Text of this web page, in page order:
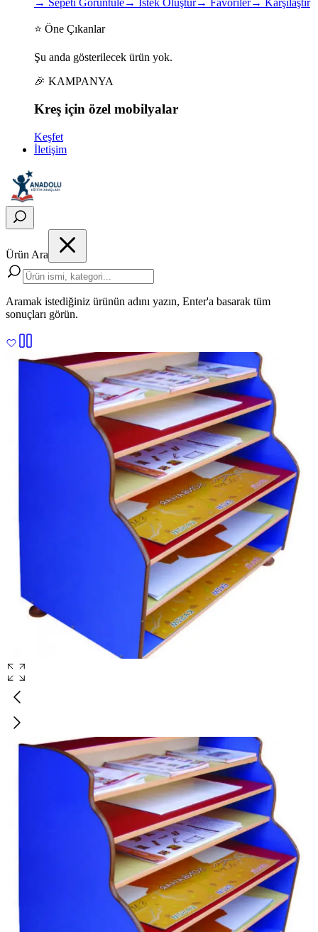
→ Sepeti Görüntüle→ İstek Oluştur→ Favoriler→ Karşılaştır
⭐ Öne Çıkanlar
Şu anda gösterilecek ürün yok.
🎉 KAMPANYA
Kreş için özel mobilyalar
Keşfet
İletişim
Ürün Ara
Aramak istediğiniz ürünün adını yazın, Enter'a basarak tüm
sonuçları görün.